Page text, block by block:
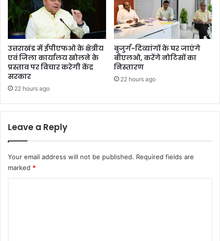
उत्तराखंड में ईपीएफओ के क्षेत्रीय
एवं जिला कार्यालय खोलने के
प्रस्ताव पर विचार करेगी केंद्र
सरकार
22 hours ago
बुजुर्ग-दिव्यांगों के घर जाएंगे
बीएलओ, करेंगे नोटिसों का
निस्तारण
22 hours ago
Leave a Reply
Your email address will not be published. Required fields are
marked *